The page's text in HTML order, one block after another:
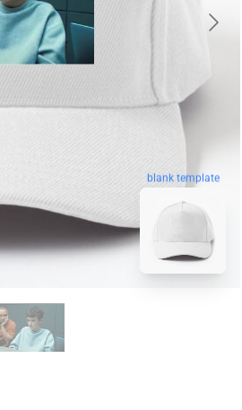
blank template